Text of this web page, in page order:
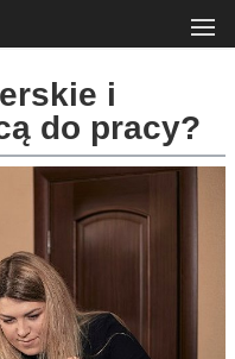
i
do pracy?